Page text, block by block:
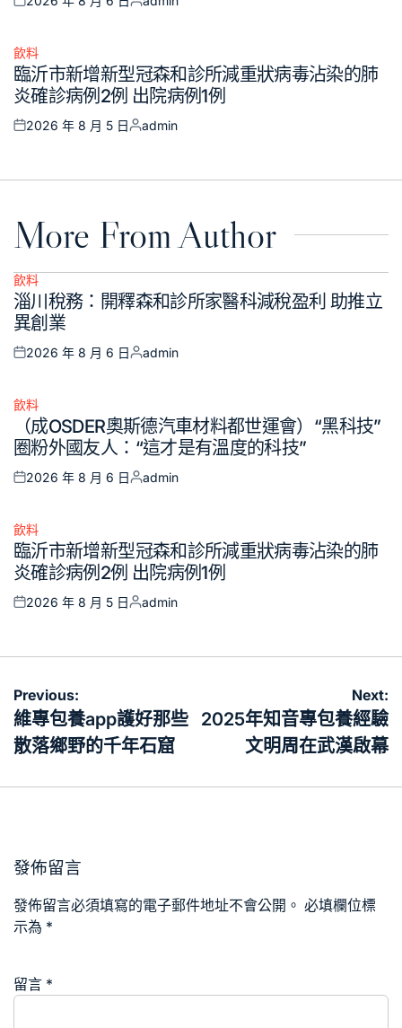
Posted
Posted
Posted
in
飲料
臨沂市新增新型冠森和診所減重狀病毒沾染的肺
炎確診病例2例 出院病例1例
Posted
2026 年 8 月 5 日
Posted
admin
More From Author
Posted
in
飲料
淄川稅務：開釋森和診所家醫科減稅盈利 助推立
異創業
Posted
2026 年 8 月 6 日
Posted
admin
Posted
飲料
（成OSDER奧斯德汽車材料都世運會）“黑科技”
圈粉外國友人：“這才是有溫度的科技”
Posted
2026 年 8 月 6 日
Posted
admin
Posted
in
飲料
臨沂市新增新型冠森和診所減重狀病毒沾染的肺
炎確診病例2例 出院病例1例
Posted
2026 年 8 月 5 日
Posted
admin
文
章
導
Previous:
維專包養app護好那些
散落鄉野的千年石窟
Next:
2025年知音專包養經驗
文明周在武漢啟幕
發佈留言
發佈留言必須填寫的電子郵件地址不會公開。 必填欄位標
示為 *
留言 *